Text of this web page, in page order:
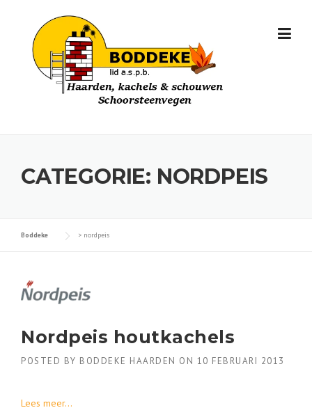
CATEGORIE: NORDPEIS
Boddeke > nordpeis
Nordpeis houtkachels
POSTED BY BODDEKE HAARDEN ON 10 FEBRUARI 2013
Lees meer...